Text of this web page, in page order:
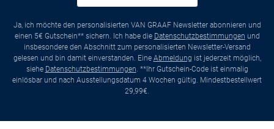
Ja, ich möchte den personalisierten VAN GRAAF Newsletter abonnieren und
einen 5€ Gutschein** sichern. Ich habe die Datenschutzbestimmungen und
insbesondere den Abschnitt zum personalisierten Newsletter-Versand
gelesen und bin damit einverstanden. Eine Abmeldung ist jederzeit möglich,
siehe Datenschutzbestimmungen. **Ihr Gutschein-Code ist einmalig
einlösbar und nach Ausstellungsdatum 4 Wochen gültig. Mindestbestellwert
29,99€.